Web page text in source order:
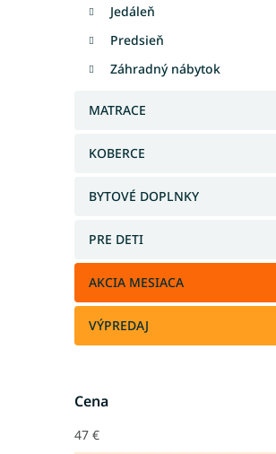
Jedáleň
Predsieň
Záhradný nábytok
MATRACE
KOBERCE
BYTOVÉ DOPLNKY
PRE DETI
AKCIA MESIACA
VÝPREDAJ
Cena
47 €